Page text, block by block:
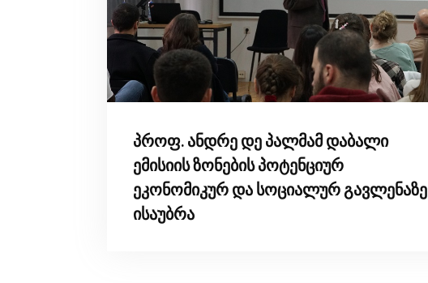
პროფ. ანდრე დე პალმამ დაბალი
ემისიის ზონების პოტენციურ
ეკონომიკურ და სოციალურ გავლენაზე
ისაუბრა